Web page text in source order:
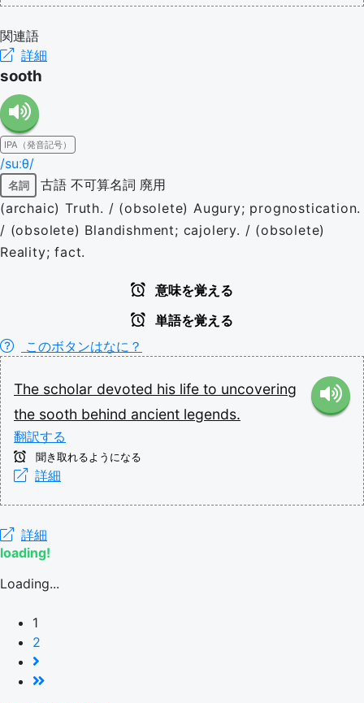
関連語
詳細
sooth
IPA（発音記号）
/suːθ/
名詞 古語 不可算名詞 廃用
(archaic) Truth. / (obsolete) Augury; prognostication.
/ (obsolete) Blandishment; cajolery. / (obsolete)
Reality; fact.
意味を覚える
単語を覚える
このボタンはなに？
The scholar devoted his life to uncovering
the sooth behind ancient legends.
翻訳する
聞き取れるようになる
詳細
詳細
loading!
Loading...
1
2